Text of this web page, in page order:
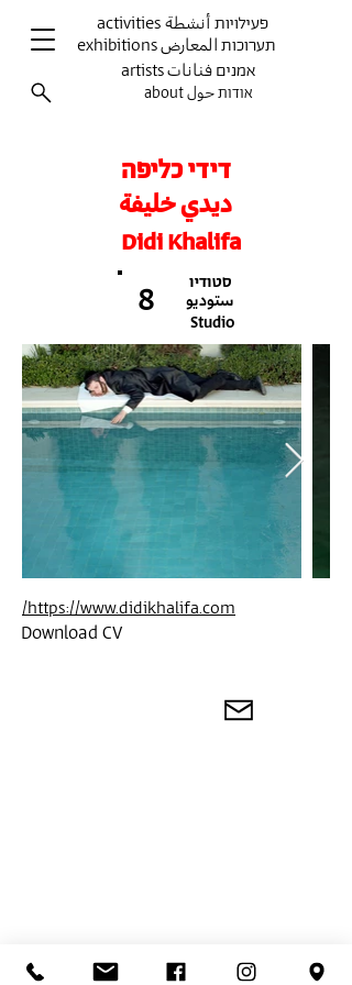
activities פעילויות أنشطة
exhibitions תערוכות المعارض
artists אמנים فنانات
about אודות حول
דידי כליפה
ديدي خليفة
Didi Khalifa
8 ستوديو
סטודיו
Studio
https://www.didikhalifa.com/
Download CV